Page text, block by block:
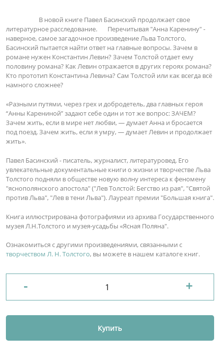
В новой книге Павел Басинский продолжает свое
литературное расследование. Перечитывая "Анна Каренину" -
наверное, самое загадочное произведение Льва Толстого,
Басинский пытается найти ответ на главные вопросы. Зачем в
романе нужен Константин Левин? Зачем Толстой отдает ему
половину романа? Как Левин отражается в других героях романа?
Кто прототип Константина Левина? Сам Толстой или как всегда всё
намного сложнее?
«Разными путями, через грех и добродетель, два главных героя
“Анны Карениной” задают себе один и тот же вопрос: ЗАЧЕМ?
Зачем жить, если в мире нет любви, — думает Анна и бросается
под поезд. Зачем жить, если я умру, — думает Левин и продолжает
жить».
Павел Басинский - писатель, журналист, литературовед. Его
увлекательные документальные книги о жизни и творчестве Льва
Толстого подняли в обществе новую волну интереса к феномену
"яснополянского апостола" ("Лев Толстой: Бегство из рая", "Святой
против Льва", "Лев в тени Льва"). Лауреат премии "Большая книга".
Книга иллюстрирована фотографиями из архива Государственного
музея Л.Н.Толстого и музея-усадьбы «Ясная Поляна".
Ознакомиться с другими произведениями, связанными с
творчеством Л. Н. Толстого, вы можете в нашем каталоге книг.
- +
Купить